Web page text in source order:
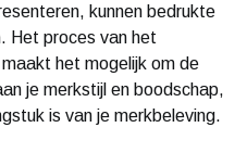
kunnen bedrukte
Het proces van het
het mogelijk om de
je merkstijl en boodschap,
is van je merkbeleving.